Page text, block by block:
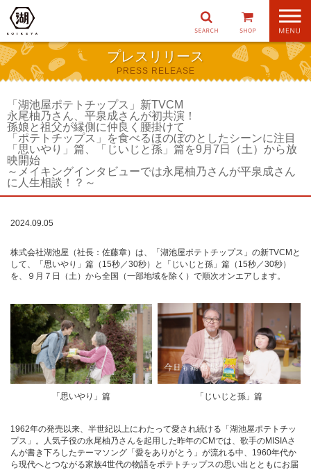
ナ
ゲ
ー
シ
ョ
プレスリリース
PRESS RELEASE
「湖池屋ポテトチップス」新TVCM
永尾柚乃さん、平泉成さんが初共演！
孫娘と祖父が縁側に仲良く腰掛けて
「ポテトチップス」を食べるほのぼのとしたシーンに注目
「思いやり」篇、「じいじと孫」篇を9月7日（土）から放
映開始
～メイキングインタビューでは永尾柚乃さんが平泉成さん
に人生相談！？～
2024.09.05
株式会社湖池屋（社長：佐藤章）は、「湖池屋ポテトチップス」の新TVCMと
して、「思いやり」篇（15秒／30秒）と「じいじと孫」篇（15秒／30秒）
を、９月７日（土）から全国（一部地域を除く）で順次オンエアします。
「思いやり」篇 「じいじと孫」篇
1962年の発売以来、半世紀以上にわたって愛され続ける「湖池屋ポテトチッ
プス」。人気子役の永尾柚乃さんを起用した昨年のCMでは、歌手のMISIAさ
んが書き下ろしたテーマソング「愛をありがとう」が流れる中、1960年代か
ら現代へとつながる家族4世代の物語をポテトチップスの思い出とともにお届